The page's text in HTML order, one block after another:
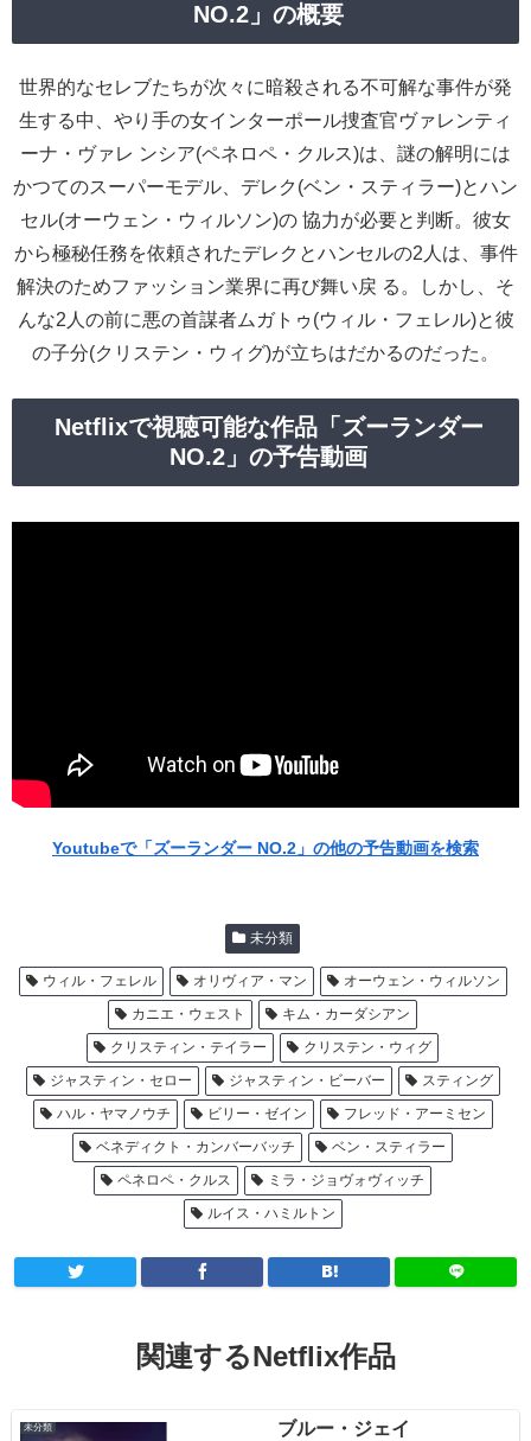
NO.2」の概要
世界的なセレブたちが次々に暗殺される不可解な事件が発
生する中、やり手の女インターポール捜査官ヴァレンティ
ーナ・ヴァレ ンシア(ペネロペ・クルス)は、謎の解明には
かつてのスーパーモデル、デレク(ベン・スティラー)とハン
セル(オーウェン・ウィルソン)の 協力が必要と判断。彼女
から極秘任務を依頼されたデレクとハンセルの2人は、事件
解決のためファッション業界に再び舞い戻 る。しかし、そ
んな2人の前に悪の首謀者ムガトゥ(ウィル・フェレル)と彼
の子分(クリステン・ウィグ)が立ちはだかるのだった。
Netflixで視聴可能な作品「ズーランダー
NO.2」の予告動画
Youtubeで「ズーランダー NO.2」の他の予告動画を検索
未分類
ウィル・フェレル オリヴィア・マン
オーウェン・ウィルソン
カニエ・ウェスト
キム・カーダシアン
クリスティン・テイラー
クリステン・ウィグ
ジャスティン・セロー
ジャスティン・ビーバー
スティング
ハル・ヤマノウチ
ビリー・ゼイン
フレッド・アーミセン
ベネディクト・カンバーバッチ
ベン・スティラー
ペネロペ・クルス
ミラ・ジョヴォヴィッチ
ルイス・ハミルトン
関連するNetflix作品
未分類 ブルー・ジェイ